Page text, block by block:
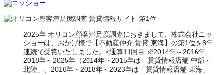
2025年 オリコン顧客満足度調査におきまして、株式会社ニッ
ショーは、おかげ様で【不動産仲介 賃貸 東海】の第1位を8年
連続で受賞いたしました。<通算11回目 ※2014年～2016年、
2018年～2025年（2014年・2015年は「賃貸情報店舗 中部・
北陸」、2016年・2018年～2023年は「賃貸情報店舗 東海」